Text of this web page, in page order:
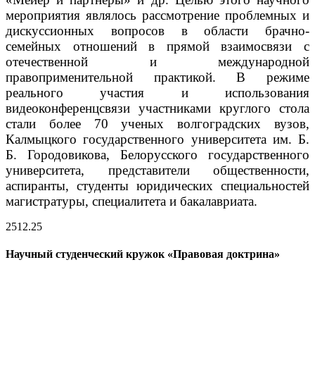
мероприятия являлось рассмотрение проблемных и
дискуссионных вопросов в области брачно-
семейных отношений в прямой взаимосвязи с
отечественной и международной
правоприменительной практикой. В режиме
реального участия и использования
видеоконференцсвязи участниками круглого стола
стали более 70 ученых волгоградских вузов,
Калмыцкого государственного университета им. Б.
Б. Городовикова, Белорусского государственного
университета, представители общественности,
аспиранты, студенты юридических специальностей
магистратуры, специалитета и бакалавриата.
2512.25
Научный студенческий кружок «Правовая доктрина»